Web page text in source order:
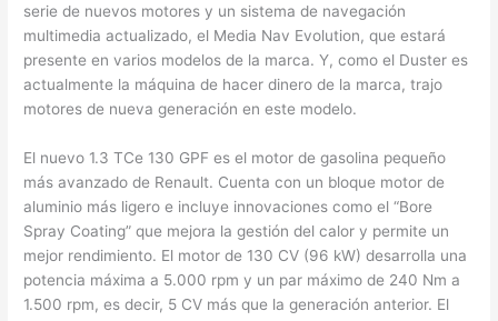
serie de nuevos motores y un sistema de navegación
multimedia actualizado, el Media Nav Evolution, que estará
presente en varios modelos de la marca. Y, como el Duster es
actualmente la máquina de hacer dinero de la marca, trajo
motores de nueva generación en este modelo.
El nuevo 1.3 TCe 130 GPF es el motor de gasolina pequeño
más avanzado de Renault. Cuenta con un bloque motor de
aluminio más ligero e incluye innovaciones como el “Bore
Spray Coating” que mejora la gestión del calor y permite un
mejor rendimiento. El motor de 130 CV (96 kW) desarrolla una
potencia máxima a 5.000 rpm y un par máximo de 240 Nm a
1.500 rpm, es decir, 5 CV más que la generación anterior. El